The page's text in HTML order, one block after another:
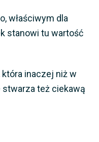
właściwym dla
stanowi tu wartość
inaczej niż w
stwarza też ciekawą